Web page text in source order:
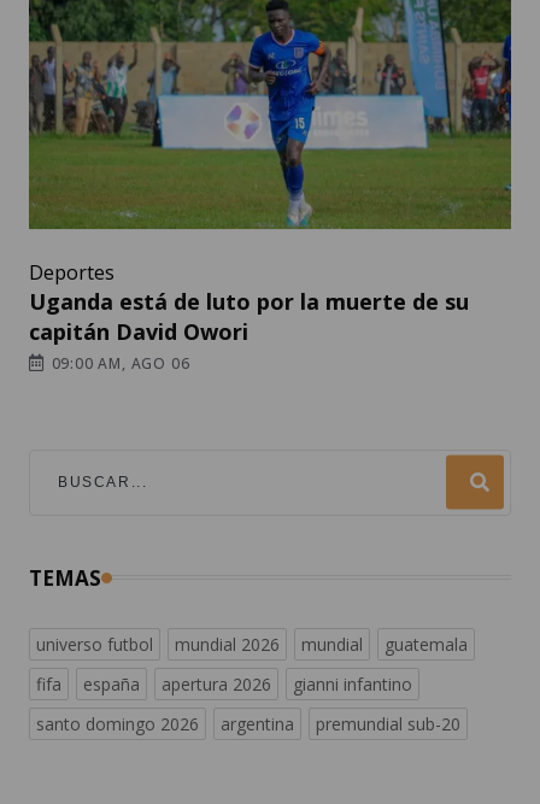
Deportes
Uganda está de luto por la muerte de su
capitán David Owori
09:00 AM, AGO 06
TEMAS
universo futbol mundial 2026 mundial
guatemala
fifa
españa apertura 2026
gianni infantino
santo domingo 2026
argentina premundial sub-20